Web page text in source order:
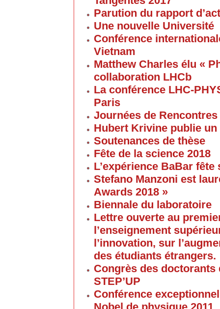
Parution du rapport
Une nouvelle Université
Conférence
Vietnam
Matthew Charles élu «
collaboration LHCb
La conférence LHC-
Paris
Journées de
Hubert Krivine publie
Soutenances de thèse
Fête de la science 2018
L’expérience BaBar fête
Stefano Manzoni est
Awards 2018 »
Biennale du laboratoire
Lettre ouverte au
l’enseignement
l’innovation, sur
des étudiants étrangers.
Congrès des doctorants
STEP’UP
Conférence